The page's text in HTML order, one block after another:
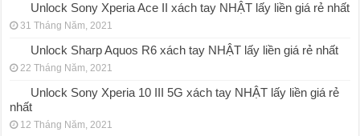
Unlock Sony Xperia Ace II xách tay NHẬT lấy liền giá rẻ nhất
31 Tháng Năm, 2021
Unlock Sharp Aquos R6 xách tay NHẬT lấy liền giá rẻ nhất
22 Tháng Năm, 2021
Unlock Sony Xperia 10 III 5G xách tay NHẬT lấy liền giá rẻ
nhất
12 Tháng Năm, 2021